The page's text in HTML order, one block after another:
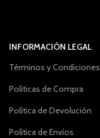
INFORMACIÓN LEGAL
Términos y Condiciones
Políticas de Compra
Política de Devolución
Política de Envíos